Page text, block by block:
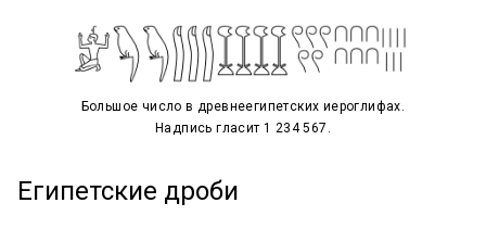
Большое число в древнеегипетских иероглифах.
Надпись гласит 1 234 567.
Египетские дроби